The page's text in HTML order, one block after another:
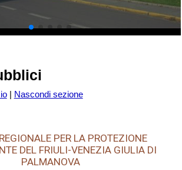
| Nascondi sezione
PER LA PROTEZIONE
DEL FRIULI-VENEZIA GIULIA DI
PALMANOVA